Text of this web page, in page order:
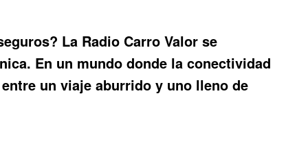
La Radio Carro Valor se
En un mundo donde la conectividad
un viaje aburrido y uno lleno de